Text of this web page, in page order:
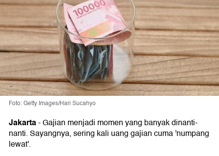
Foto: Getty Images/Hari Sucahyo
Jakarta-Gajian menjadi momen yang banyak dinanti-
nanti. Sayangnya, sering kali uang gajian cuma 'numpang
lewat'.